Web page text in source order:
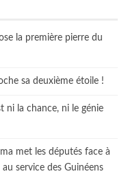
la première pierre du
sa deuxième étoile !
ni la chance, ni le génie
met les députés face à
service des Guinéens